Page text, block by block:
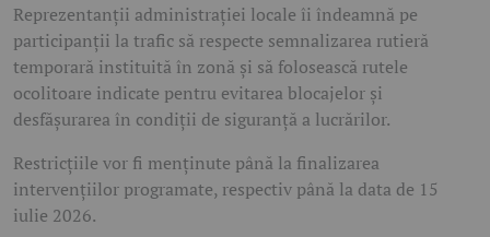
Reprezentanții administrației locale îi îndeamnă pe
participanții la trafic să respecte semnalizarea rutieră
temporară instituită în zonă și să folosească rutele
ocolitoare indicate pentru evitarea blocajelor și
desfășurarea în condiții de siguranță a lucrărilor.
Restricțiile vor fi menținute până la finalizarea
intervențiilor programate, respectiv până la data de 15
iulie 2026.